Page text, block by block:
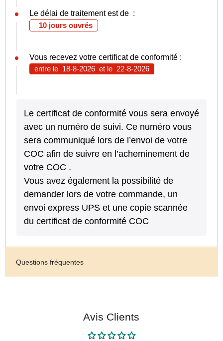
Le délai de traitement est de :
10 jours ouvrés
Vous recevez votre certificat de conformité :
entre le 18-8-2026et le 22-8-2026
Le certificat de conformité vous sera envoyé
avec un numéro de suivi. Ce numéro vous
sera communiqué lors de l’envoi de votre
COC afin de suivre en l’acheminement de
votre COC .
Vous avez également la possibilité de
demander lors de votre commande, un
envoi express UPS et une copie scannée
du certificat de conformité COC
Questions fréquentes
Avis Clients